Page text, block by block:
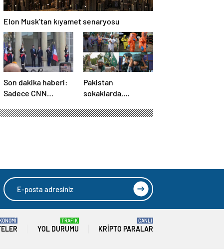
Elon Musk’tan kıyamet senaryosu
Son dakika haberi:
Sadece CNN
Elize’de! Suriye
Pakistan
sokaklarda,
tatbikatta: “Ateşle
YOL DURUMU
TRAFİK
KRIPTO PARALAR
CANLI